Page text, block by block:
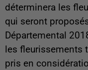
déterminera les
qui seront
Départemental
les fleurissements
pris en